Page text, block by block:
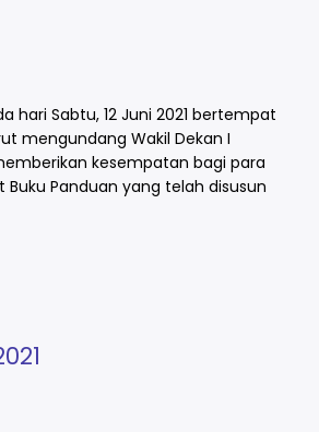
hari Sabtu, 12 Juni 2021 bertempat
mengundang Wakil Dekan I
kesempatan bagi para
Panduan yang telah disusun